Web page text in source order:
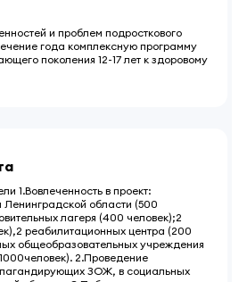
и проблем подросткового
года комплексную программу
поколения 12-17 лет к здоровому
1.Вовлеченность в проект:
области (500
лагеря (400 человек);2
реабилитационных центра (200
общеобразовательных учреждения
2.Проведение
ЗОЖ, в социальных